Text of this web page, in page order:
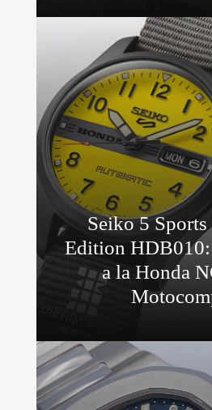
Seiko 5
Edition HDB010:
a la Honda